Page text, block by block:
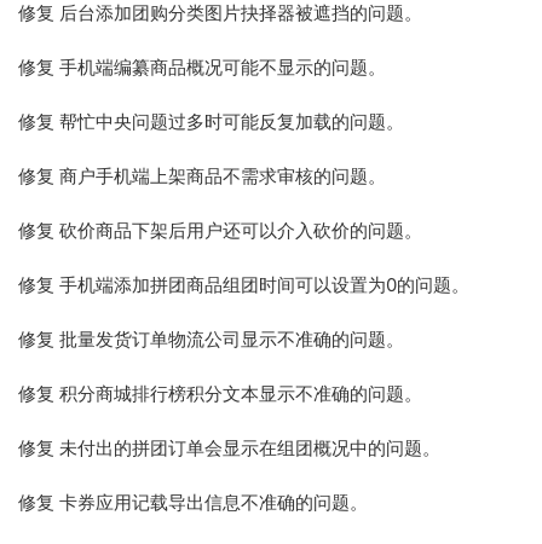
修复 后台添加团购分类图片抉择器被遮挡的问题。
修复 手机端编纂商品概况可能不显示的问题。
修复 帮忙中央问题过多时可能反复加载的问题。
修复 商户手机端上架商品不需求审核的问题。
修复 砍价商品下架后用户还可以介入砍价的问题。
修复 手机端添加拼团商品组团时间可以设置为0的问题。
修复 批量发货订单物流公司显示不准确的问题。
修复 积分商城排行榜积分文本显示不准确的问题。
修复 未付出的拼团订单会显示在组团概况中的问题。
修复 卡券应用记载导出信息不准确的问题。